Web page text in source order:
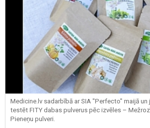
Medicine.lv sadarbībā ar SIA "Perfecto" maijā un
testēt FITY dabas pulverus pēc izvēles –
Pieneņu pulveri.